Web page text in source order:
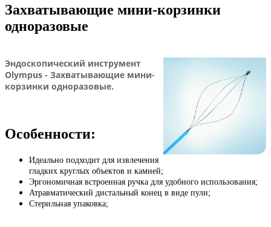
Захватывающие мини-корзинки
одноразовые
Эндоскопический инструмент
Olympus - Захватывающие мини-
корзинки одноразовые.
Особенности:
Идеально подходит для извлечения
гладких круглых объектов и камней;
Эргономичная встроенная ручка для удобного использования;
Атравматический дистальный конец в виде пули;
Стерильная упаковка;